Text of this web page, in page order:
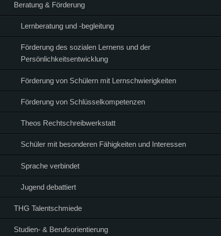
Beratung & Förderung
Lernberatung und -begleitung
Förderung des sozialen Lernens und der
Persönlichkeitsentwicklung
Förderung von Schülern mit Lernschwierigkeiten
Förderung von Schlüsselkompetenzen
Theos Rechtschreibwerkstatt
Schüler mit besonderen Fähigkeiten und Interessen
Sprache verbindet
Jugend debattiert
THG Talentschmiede
Studien- & Berufsorientierung